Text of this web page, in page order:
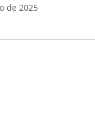
de 2025